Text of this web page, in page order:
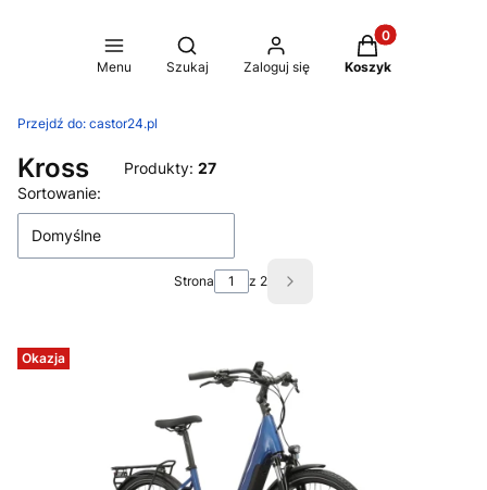
Menu
Otwórz wyszukiwarkę
Szukaj Zaloguj się
Produkty w
Koszyk
Przejdź do: castor24.pl
Kross Produkty: 27
Lista produktów
Sortowanie:
Domyślne
Strona z 2 Następne produkty
Okazja